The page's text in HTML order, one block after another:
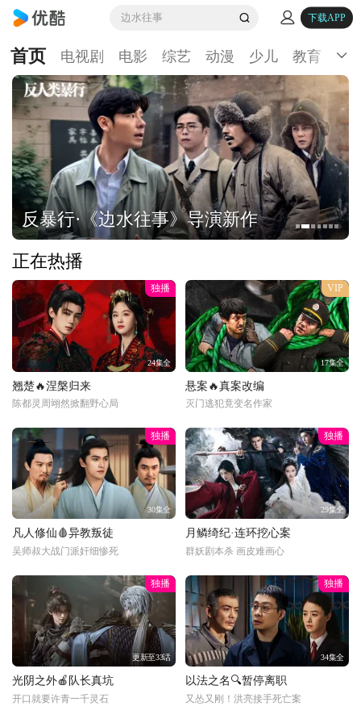
边水往事 下载APP
首页 电视剧 电影 综艺 动漫 少儿 教育 生
反暴行·《边水往事》导演新作
正在热播
独播
24集全
翘楚🔥涅槃归来
陈都灵周翊然掀翻野心局
VIP
17集全
悬案🔥真案改编
灭门逃犯竟变名作家
独播
30集全
凡人修仙🩸异教叛徒
吴师叔大战门派奸细惨死
独播
29集全
月鳞绮纪·连环挖心案
群妖剧本杀 画皮难画心
独播
更新至33话
光阴之外🍎队长真坑
开口就要许青一千灵石
独播
34集全
以法之名🔍暂停离职
又怂又刚！洪亮接手死亡案